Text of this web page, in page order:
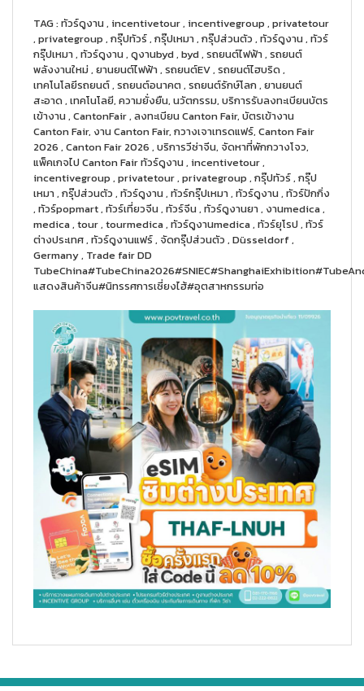
TAG : ทัวร์ดูงาน , incentivetour , incentivegroup , privatetour
, privategroup , กรุ๊ปทัวร์ , กรุ๊ปเหมา , กรุ๊ปส่วนตัว , ทัวร์ดูงาน , ทัวร์
กรุ๊ปเหมา , ทัวร์ดูงาน , ดูงานbyd , byd , รถยนต์ไฟฟ้า , รถยนต์
พลังงานใหม่ , ยานยนต์ไฟฟ้า , รถยนต์EV , รถยนต์ไฮบริด ,
เทคโนโลยีรถยนต์ , รถยนต์อนาคต , รถยนต์รักษ์โลก , ยานยนต์
สะอาด , เทคโนโลยี, ความยั่งยืน, นวัตกรรม, บริการรับลงทะเบียนบัตร
เข้างาน , CantonFair , ลงทะเบียน Canton Fair, บัตรเข้างาน
Canton Fair, งาน Canton Fair, กวางเจาเทรดแฟร์, Canton Fair
2026 , Canton Fair 2026 , บริการวีซ่าจีน, จัดหาที่พักกวางโจว,
แพ็คเกจไป Canton Fair ทัวร์ดูงาน , incentivetour ,
incentivegroup , privatetour , privategroup , กรุ๊ปทัวร์ , กรุ๊ป
เหมา , กรุ๊ปส่วนตัว , ทัวร์ดูงาน , ทัวร์กรุ๊ปเหมา , ทัวร์ดูงาน , ทัวร์ปักกิ่ง
, ทัวร์popmart , ทัวร์เที่ยวจีน , ทัวร์จีน , ทัวร์ดูงานยา , งานmedica ,
medica , tour , tourmedica , ทัวร์ดูงานmedica , ทัวร์ยุโรป , ทัวร์
ต่างประเทศ , ทัวร์ดูงานแฟร์ , จัดกรุ๊ปส่วนตัว , Düsseldorf ,
Germany , Trade fair DD
แสดงสินค้าจีน#นิทรรศการเซี่ยงไฮ้#อุตสาหกรรมท่อ